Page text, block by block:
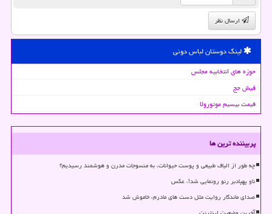
ارسال نظر
لینک دوستان لباس دونی
حوزه های انتخابیه مجلس
فیش حج
قیمت بیسیم موتورولا
پربیننده ترین ها
چه طور از الیاف طبیعی و پوست حیوانات، به منسوجات مدرن و هوشمند رسیدیم؟
ناو پهپادبر رنو رونمایی شد!، عکس
صدای ماندگار روایت مثل دست های مادرم، خاموش شد